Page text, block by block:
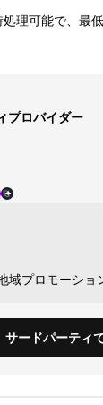
理可能で、最
プロバイダー
域プロモーショ
サードパーティ